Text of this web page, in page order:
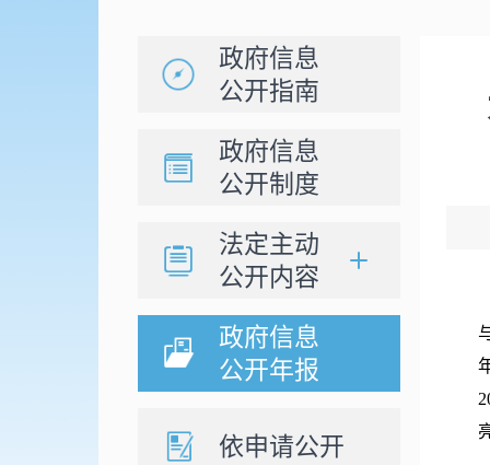
政府信息
公开指南
政府信息
公开制度
法定主动
公开内容
政府信息
公开年报
依申请公开